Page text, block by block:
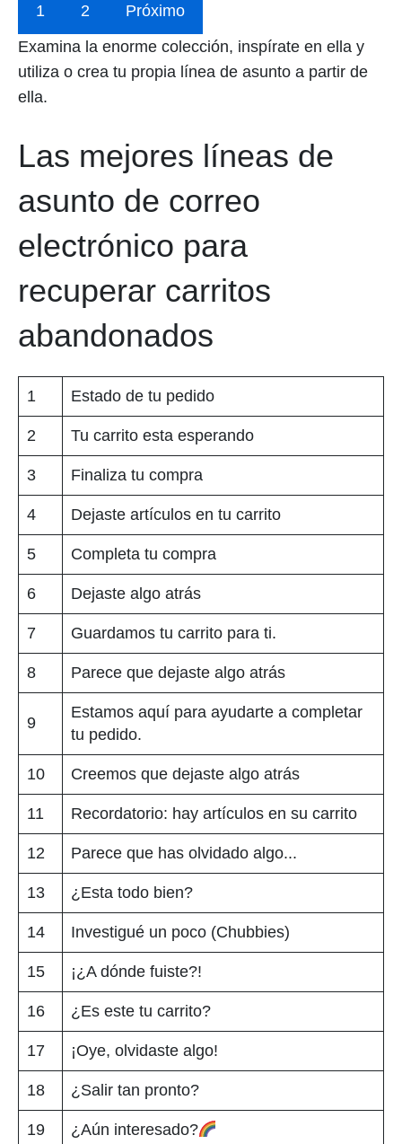
1 2
Próximo
Examina la enorme colección, inspírate en ella y
utiliza o crea tu propia línea de asunto a partir de
ella.
Las mejores líneas de
asunto de correo
electrónico para
recuperar carritos
abandonados
1 Estado de tu pedido
2 Tu carrito esta esperando
3 Finaliza tu compra
4 Dejaste artículos en tu carrito
5 Completa tu compra
6 Dejaste algo atrás
7 Guardamos tu carrito para ti.
8 Parece que dejaste algo atrás
9
Estamos aquí para ayudarte a completar
tu pedido.
10 Creemos que dejaste algo atrás
11 Recordatorio: hay artículos en su carrito
12 Parece que has olvidado algo...
13 ¿Esta todo bien?
14 Investigué un poco (Chubbies)
15 ¡¿A dónde fuiste?!
16 ¿Es este tu carrito?
17 ¡Oye, olvidaste algo!
18 ¿Salir tan pronto?
19 ¿Aún interesado?